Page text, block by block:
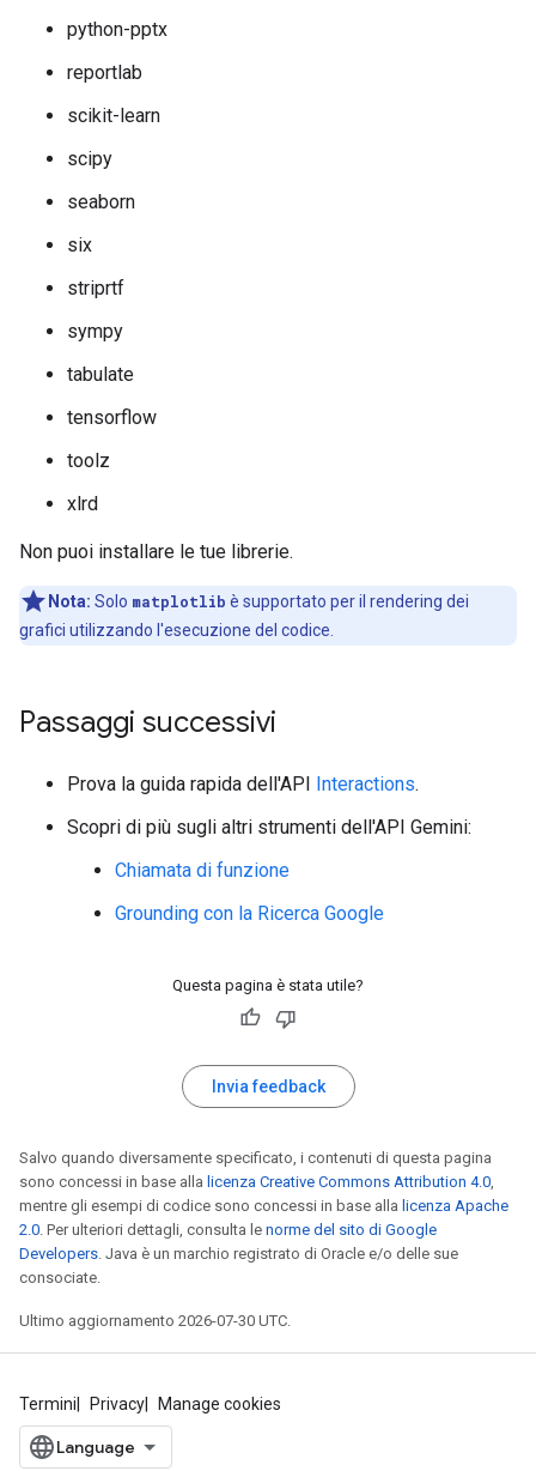
python-pptx
reportlab
scikit-learn
scipy
seaborn
six
striprtf
sympy
tabulate
tensorflow
toolz
xlrd
Non puoi installare le tue librerie.
Nota: Solo matplotlib è supportato per il rendering dei
grafici utilizzando l'esecuzione del codice.
Passaggi successivi
Prova la guida rapida dell'API Interactions.
Scopri di più sugli altri strumenti dell'API Gemini:
Chiamata di funzione
Grounding con la Ricerca Google
Questa pagina è stata utile?
Invia feedback
Salvo quando diversamente specificato, i contenuti di questa pagina
sono concessi in base alla licenza Creative Commons Attribution 4.0,
mentre gli esempi di codice sono concessi in base alla licenza Apache
2.0. Per ulteriori dettagli, consulta le norme del sito di Google
Developers. Java è un marchio registrato di Oracle e/o delle sue
consociate.
Ultimo aggiornamento 2026-07-30 UTC.
Termini Privacy Manage cookies